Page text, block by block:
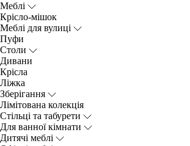
Меблі
Крісло-мішок
Меблі для вулиці
Пуфи
Столи
Дивани
Крісла
Ліжка
Зберігання
Лімітована колекція
Стільці та табурети
Для ванної кімнати
Дитячі меблі